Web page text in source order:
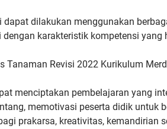
dapat dilakukan menggunakan
dengan karakteristik kompetensi yang
Tanaman Revisi 2022 Kurikulum
menciptakan pembelajaran yang
memotivasi peserta didik untuk
prakarsa, kreativitas, kemandirian